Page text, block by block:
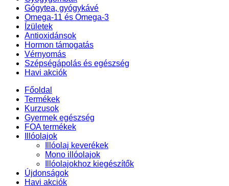
Gógytea, gyógykávé
Omega-11 és Omega-3
Ízületek
Antioxidánsok
Hormon támogatás
Vérnyomás
Szépségápolás és egészség
Havi akciók
Főoldal
Termékek
Kurzusok
Gyermek egészség
FOA termékek
Illóolajok
Illóolaj keverékek
Mono illóolajok
Illóolajokhoz kiegészítők
Újdonságok
Havi akciók